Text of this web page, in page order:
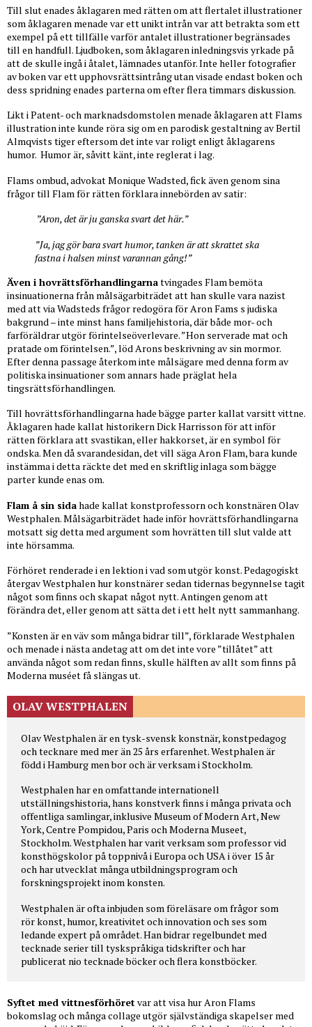
Till slut enades åklagaren med rätten om att flertalet illustrationer
som åklagaren menade var ett unikt intrån var att betrakta som ett
exempel på ett tillfälle varför antalet illustrationer begränsades
till en handfull. Ljudboken, som åklagaren inledningsvis yrkade på
att de skulle ingå i åtalet, lämnades utanför. Inte heller fotografier
av boken var ett upphovsrättsintrång utan visade endast boken och
dess spridning enades parterna om efter flera timmars diskussion.
Likt i Patent- och marknadsdomstolen menade åklagaren att Flams
illustration inte kunde röra sig om en parodisk gestaltning av Bertil
Almqvists tiger eftersom det inte var roligt enligt åklagarens
humor. Humor är, såvitt känt, inte reglerat i lag.
Flams ombud, advokat Monique Wadsted, fick även genom sina
frågor till Flam för rätten förklara innebörden av satir:
”Aron, det är ju ganska svart det här.”
”Ja, jag gör bara svart humor, tanken är att skrattet ska
fastna i halsen minst varannan gång!”
Även i hovrättsförhandlingarnatvingades Flam bemöta
insinuationerna från målsägarbiträdet att han skulle vara nazist
med att via Wadsteds frågor redogöra för Aron Fams s judiska
bakgrund – inte minst hans familjehistoria, där både mor- och
farföräldrar utgör förintelseöverlevare. ”Hon serverade mat och
pratade om förintelsen.”, löd Arons beskrivning av sin mormor.
Efter denna passage återkom inte målsägare med denna form av
politiska insinuationer som annars hade präglat hela
tingsrättsförhandlingen.
Till hovrättsförhandlingarna hade bägge parter kallat varsitt vittne.
Åklagaren hade kallat historikern Dick Harrisson för att inför
rätten förklara att svastikan, eller hakkorset, är en symbol för
ondska. Men då svarandesidan, det vill säga Aron Flam, bara kunde
instämma i detta räckte det med en skriftlig inlaga som bägge
parter kunde enas om.
Flam å sin sidahade kallat konstprofessorn och konstnären Olav
Westphalen. Målsägarbiträdet hade inför hovrättsförhandlingarna
motsatt sig detta med argument som hovrätten till slut valde att
inte hörsamma.
Förhöret renderade i en lektion i vad som utgör konst. Pedagogiskt
återgav Westphalen hur konstnärer sedan tidernas begynnelse tagit
något som finns och skapat något nytt. Antingen genom att
förändra det, eller genom att sätta det i ett helt nytt sammanhang.
”Konsten är en väv som många bidrar till”, förklarade Westphalen
och menade i nästa andetag att om det inte vore ”tillåtet” att
använda något som redan finns, skulle hälften av allt som finns på
Moderna muséet få slängas ut.
OLAV WESTPHALEN
Olav Westphalen är en tysk-svensk konstnär, konstpedagog
och tecknare med mer än 25 års erfarenhet. Westphalen är
född i Hamburg men bor och är verksam i Stockholm.
Westphalen har en omfattande internationell
utställningshistoria, hans konstverk finns i många privata och
offentliga samlingar, inklusive Museum of Modern Art, New
York, Centre Pompidou, Paris och Moderna Museet,
Stockholm. Westphalen har varit verksam som professor vid
konsthögskolor på toppnivå i Europa och USA i över 15 år
och har utvecklat många utbildningsprogram och
forskningsprojekt inom konsten.
Westphalen är ofta inbjuden som föreläsare om frågor som
rör konst, humor, kreativitet och innovation och ses som
ledande expert på området. Han bidrar regelbundet med
tecknade serier till tyskspråkiga tidskrifter och har
publicerat nio tecknade böcker och flera konstböcker.
Syftet med vittnesförhöretvar att visa hur Aron Flams
bokomslag och många collage utgör självständiga skapelser med